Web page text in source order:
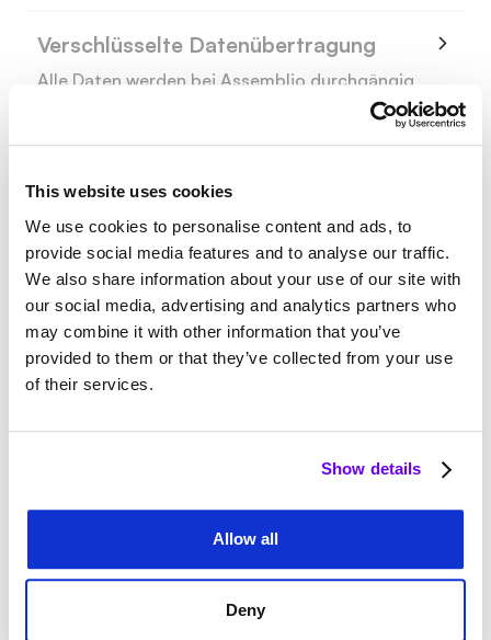
This website uses cookies
We use cookies to personalise content and ads, to
provide social media features and to analyse our traffic.
We also share information about your use of our site with
our social media, advertising and analytics partners who
may combine it with other information that you’ve
provided to them or that they’ve collected from your use
of their services.
Show details
Allow all
Deny
Verschlüsselte Datenübertragung
Alle Daten werden bei Assemblio durchgängig
Technologien wie TLS 1.3 und RSA 2048 Bit.
extern geprüft und erfüllt höchste Anforderungen
an Datenschutz und Integrität.
Verarbeitung ohne Speicherung
Assemblio speichert Ihre Konstruktionsdaten nicht
dauerhaft. Die hochgeladenen CAD-Dateien
werden nur temporär verarbeitet, um ein
vereinfachtes, trianguliertes 3D-Modell zu
Parameter, Maße oder Konstruktionslogik. Die
Originaldaten werden unmittelbar nach der